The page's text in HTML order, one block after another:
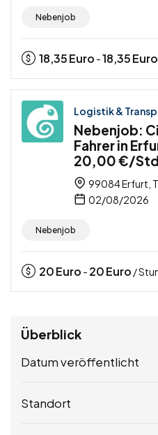
Nebenjob
18,35Euro -18,35Euro
Logistik &
Nebenjob:
Fahrer in
20,00 €/
99084 Erfurt,
02/08/2026
Nebenjob
20Euro - 20Euro /
Überblick
Datum veröffentlicht
Standort